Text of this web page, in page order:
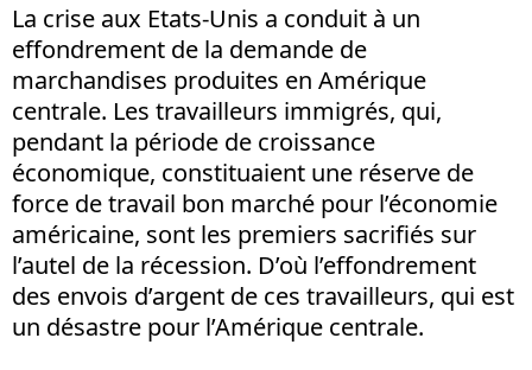
La crise aux Etats-Unis a conduit à un
effondrement de la demande de
marchandises produites en Amérique
centrale. Les travailleurs immigrés, qui,
pendant la période de croissance
économique, constituaient une réserve de
force de travail bon marché pour l’économie
américaine, sont les premiers sacrifiés sur
l’autel de la récession. D’où l’effondrement
des envois d’argent de ces travailleurs, qui est
un désastre pour l’Amérique centrale.